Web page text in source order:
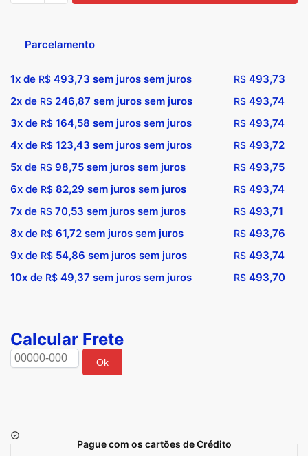
Parcelamento
1x de R$ 493,73 sem juros sem juros R$ 493,73
2x de R$ 246,87 sem juros sem juros R$ 493,74
3x de R$ 164,58 sem juros sem juros R$ 493,74
4x de R$ 123,43 sem juros sem juros R$ 493,72
5x de R$ 98,75 sem juros sem juros R$ 493,75
6x de R$ 82,29 sem juros sem juros R$ 493,74
7x de R$ 70,53 sem juros sem juros R$ 493,71
8x de R$ 61,72 sem juros sem juros R$ 493,76
9x de R$ 54,86 sem juros sem juros R$ 493,74
10x de R$ 49,37 sem juros sem juros R$ 493,70
Calcular Frete
Ok
Pague com os cartões de Crédito